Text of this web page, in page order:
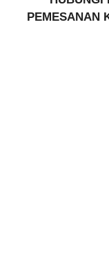
PEMESANAN